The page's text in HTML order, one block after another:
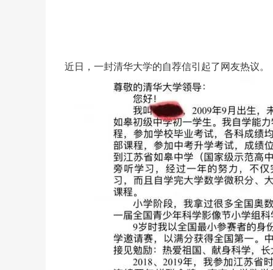
近日，一封清华大学的自荐信引起了网友热议。